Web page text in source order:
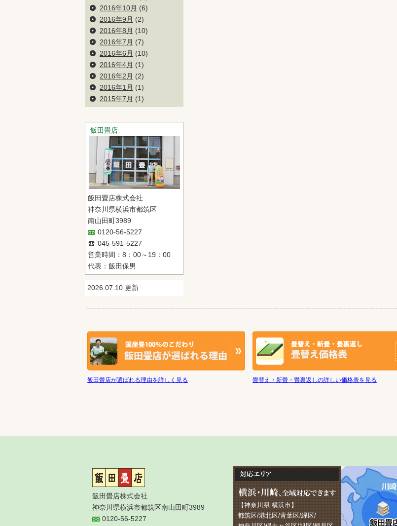
2016年10月 (6)
2016年9月 (2)
2016年8月 (10)
2016年7月 (7)
2016年6月 (10)
2016年4月 (1)
2016年2月 (2)
2016年1月 (1)
2015年7月 (1)
飯田畳店
飯田畳店株式会社
神奈川県横浜市都筑区
南山田町3989
0120-56-5227
045-591-5227
営業時間：8：00～19：00
代表：飯田保男
2026.07.10 更新
飯田畳店が選ばれる理由を詳しく見る 畳替え・新畳・畳裏返しの詳しい価格表を見る
飯田畳店株式会社
神奈川県横浜市都筑区南山田町3989
0120-56-5227
【神奈川県 横浜市】
都筑区/港北区/青葉区/緑区/